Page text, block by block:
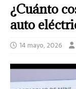
¿Cuánto
auto
14 mayo, 2026